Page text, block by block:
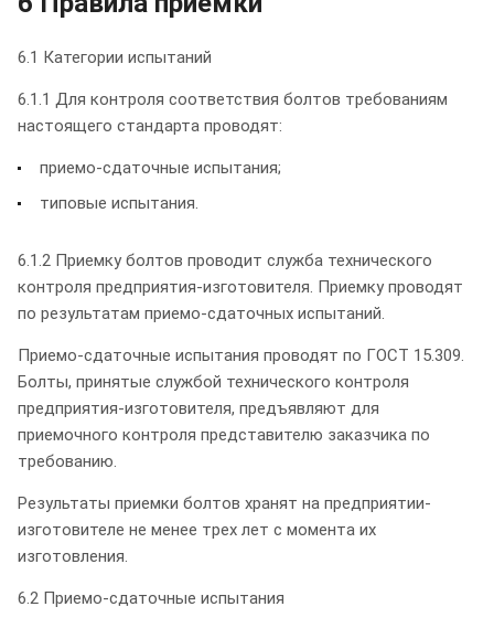
6.1 Категории испытаний
6.1.1 Для контроля соответствия болтов требованиям
настоящего стандарта проводят:
приемо-сдаточные испытания;
типовые испытания.
6.1.2 Приемку болтов проводит служба технического
контроля предприятия-изготовителя. Приемку проводят
по результатам приемо-сдаточных испытаний.
Приемо-сдаточные испытания проводят по ГОСТ 15.309.
Болты, принятые службой технического контроля
предприятия-изготовителя, предъявляют для
приемочного контроля представителю заказчика по
требованию.
Результаты приемки болтов хранят на предприятии-
изготовителе не менее трех лет с момента их
изготовления.
6.2 Приемо-сдаточные испытания